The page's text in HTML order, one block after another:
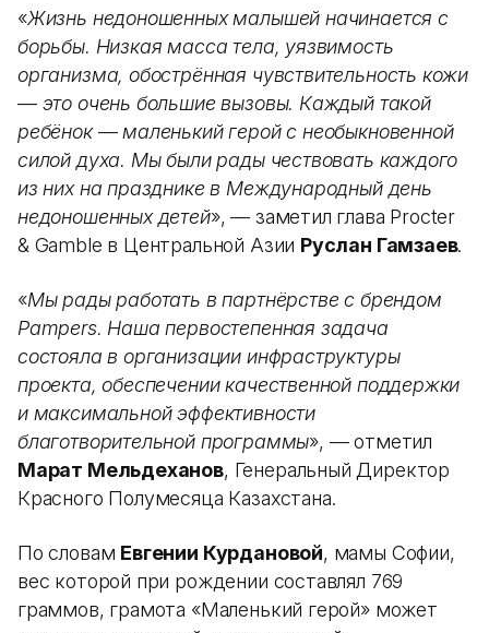
«Жизнь недоношенных малышей начинается с
борьбы. Низкая масса тела, уязвимость
организма, обострённая чувствительность кожи
—это очень большие вызовы. Каждый такой
ребёнок—маленький герой с необыкновенной
силой духа. Мы были рады чествовать каждого
из них на празднике в Международный день
недоношенных детей», — заметил глава Procter
& Gamble в Центральной Азии Руслан Гамзаев.
«Мы рады работать в партнёрстве с брендом
Pampers. Наша первостепенная задача
состояла в организации инфраструктуры
проекта, обеспечении качественной поддержки
и максимальной эффективности
благотворительной программы», — отметил
Марат Мельдеханов, Генеральный Директор
Красного Полумесяца Казахстана.
По словам Евгении Курдановой, мамы Софии,
вес которой при рождении составлял 769
граммов, грамота «Маленький герой» может